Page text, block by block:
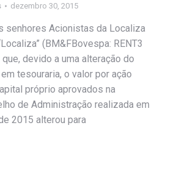
dezembro 30, 2015
senhores Acionistas da Localiza
(BM&FBovespa: RENT3
que, devido a uma alteração do
tesouraria, o valor por ação
próprio aprovados na
de Administração realizada em
2015 alterou para